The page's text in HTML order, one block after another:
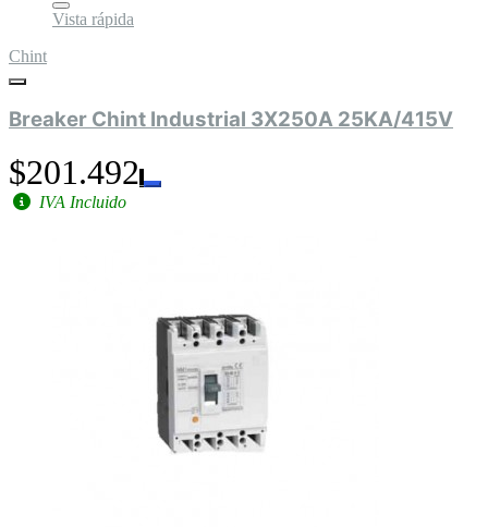
Vista rápida
Chint
Breaker Chint Industrial 3X250A 25KA/415V
$201.492
IVA Incluido